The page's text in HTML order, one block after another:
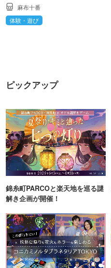
麻布十番
体験・遊び
ピックアップ
錦糸町PARCOと楽天地を巡る謎
解き企画が開催！